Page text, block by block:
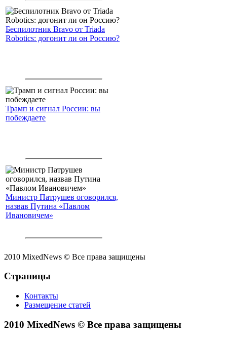
Беспилотник Bravo от Triada
Robotics: догонит ли он Россию?
Трамп и сигнал России: вы
побеждаете
Министр Патрушев оговорился,
назвав Путина «Павлом
Ивановичем»
2010 MixedNews © Все права защищены
Страницы
Контакты
Размещение статей
2010 MixedNews © Все права защищены